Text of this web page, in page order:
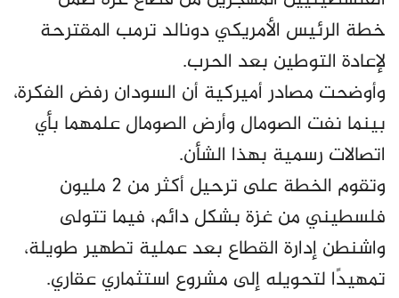
خطة الرئيس الأمريكي دونالد ترمب المقترحة
لإعادة التوطين بعد الحرب.
وأوضحت مصادر أميركية أن السودان رفض الفكرة،
بينما نفت الصومال وأرض الصومال علمهما بأي
اتصالات رسمية بهذا الشأن.
وتقوم الخطة على ترحيل أكثر من 2 مليون
فلسطيني من غزة بشكل دائم، فيما تتولى
واشنطن إدارة القطاع بعد عملية تطهير طويلة،
تمهيدًا لتحويله إلى مشروع استثماري عقاري.